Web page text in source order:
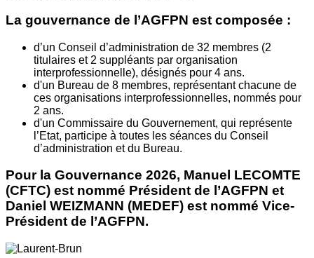
La gouvernance de l’AGFPN est composée :
d’un Conseil d’administration de 32 membres (2
titulaires et 2 suppléants par organisation
interprofessionnelle), désignés pour 4 ans.
d'un Bureau de 8 membres, représentant chacune de
ces organisations interprofessionnelles, nommés pour
2 ans.
d'un Commissaire du Gouvernement, qui représente
l’Etat, participe à toutes les séances du Conseil
d’administration et du Bureau.
Pour la Gouvernance 2026, Manuel LECOMTE
(CFTC) est nommé Président de l’AGFPN et
Daniel WEIZMANN (MEDEF) est nommé Vice-
Président de l’AGFPN.